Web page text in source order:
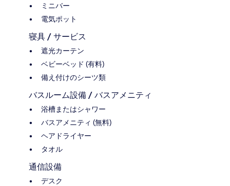
ミニバー
電気ポット
寝具 / サービス
遮光カーテン
ベビーベッド (有料)
備え付けのシーツ類
バスルーム設備 / バスアメニティ
浴槽またはシャワー
バスアメニティ (無料)
ヘアドライヤー
タオル
通信設備
デスク